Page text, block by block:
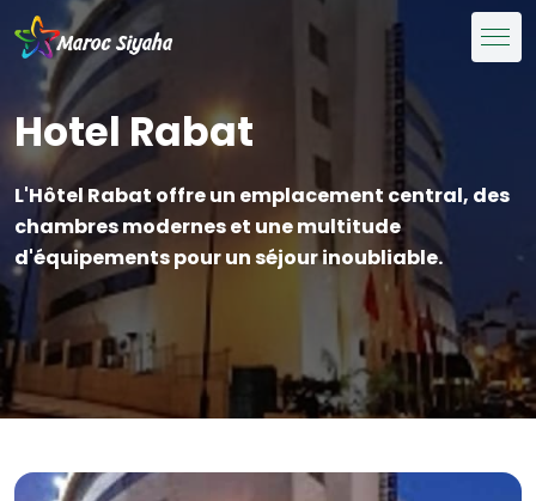
Hotel Rabat
L'Hôtel Rabat offre un emplacement central, des
chambres modernes et une multitude
d'équipements pour un séjour inoubliable.